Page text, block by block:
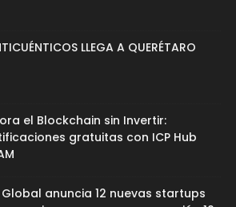
LLEGA A QUERÉTARO
el Blockchain sin Invertir:
gratuitas con ICP Hub
Global anuncia 12 nuevas startups